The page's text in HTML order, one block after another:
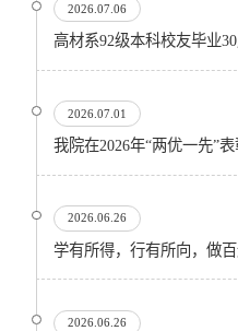
2026.07.06
高材系92级本科校友毕业
2026.07.01
我院在2026年“两优一先”
2026.06.26
2026.06.26